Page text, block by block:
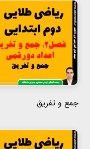
جمع و تفریق